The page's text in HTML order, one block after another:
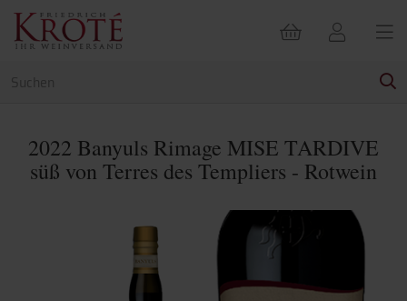
2022 Banyuls Rimage MISE TARDIVE
süß von Terres des Templiers - Rotwein